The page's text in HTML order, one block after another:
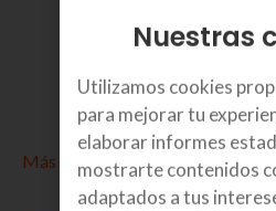
1.5
por 36
Más detalles
Nuestras
Utilizamos cookies
para mejorar tu
elaborar informes
mostrarte contenidos
adaptados a tus